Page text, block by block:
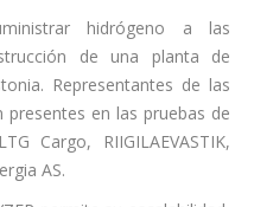
hidrógeno a las
de una planta de
Representantes de las
presentes en las pruebas de
Cargo, RIIGILAEVASTIK,
AS.